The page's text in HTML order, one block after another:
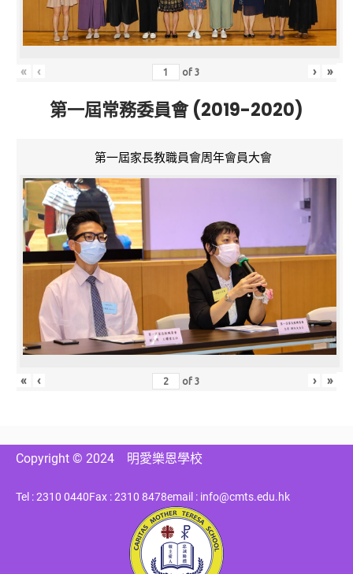
« ‹ of3 › »
第一屆常務委員會 (2019-2020)
第一屆家長教職員會周年會員大會
« ‹ of3 › »
Copyright © 2024 明愛樂恩學校
Tel : 2310 0440Fax : 2310 8478email : info@cmts.edu.hk